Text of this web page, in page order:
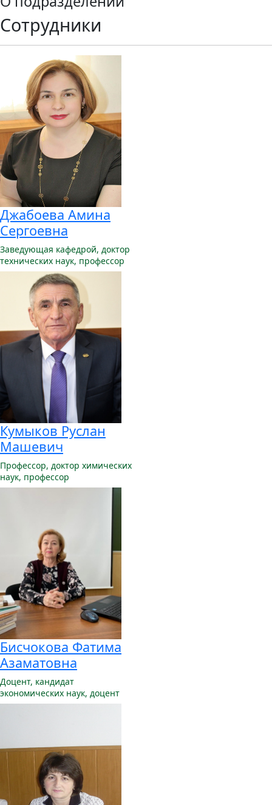
Сотрудники
Джабоева Амина
Сергоевна
Заведующая кафедрой, доктор
технических наук, профессор
Кумыков Руслан
Машевич
Профессор, доктор химических
наук, профессор
Бисчокова Фатима
Азаматовна
Доцент, кандидат
экономических наук, доцент